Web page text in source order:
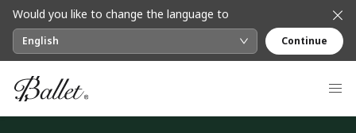
Would you like to change the language to
English Continue